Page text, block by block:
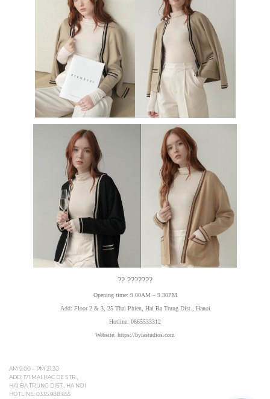
?? ???????
Opening time: 9.00AM – 9.30PM
Add: Floor 2 & 3, 25 Thai Phien, Hai Ba Trung Dist., Hanoi
Hotline: 0865533312
Website: https://bylastudios.com
AM 9:00 – PM 21:30
ADD: 171 MAI HAC DE STR.,
HAI BA TRUNG DIST., HA NOI
HOTLINE:0335.988.655